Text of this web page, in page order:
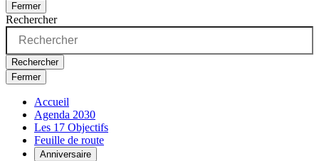
Fermer
Rechercher
Rechercher
Fermer
Accueil
Agenda 2030
Les 17 Objectifs
Feuille de route
Anniversaire